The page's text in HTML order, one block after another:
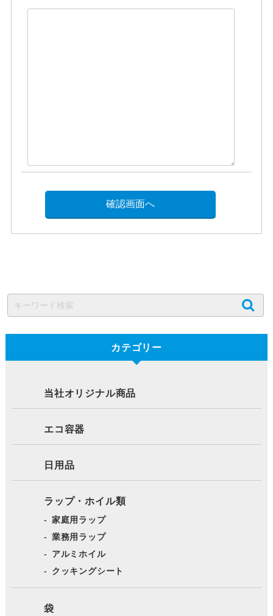
カテゴリー
当社オリジナル商品
エコ容器
日用品
ラップ・ホイル類
家庭用ラップ
業務用ラップ
アルミホイル
クッキングシート
袋